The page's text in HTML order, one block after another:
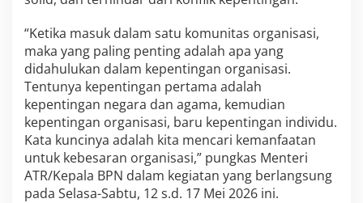
“Ketika masuk dalam satu komunitas organisasi,
maka yang paling penting adalah apa yang
didahulukan dalam kepentingan organisasi.
Tentunya kepentingan pertama adalah
kepentingan negara dan agama, kemudian
kepentingan organisasi, baru kepentingan individu.
Kata kuncinya adalah kita mencari kemanfaatan
untuk kebesaran organisasi,” pungkas Menteri
ATR/Kepala BPN dalam kegiatan yang berlangsung
pada Selasa-Sabtu, 12 s.d. 17 Mei 2026 ini.